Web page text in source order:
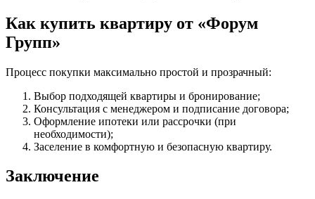
Как купить квартиру от «Форум
Групп»
Процесс покупки максимально простой и прозрачный:
Выбор подходящей квартиры и бронирование;
Консультация с менеджером и подписание договора;
Оформление ипотеки или рассрочки (при
необходимости);
Заселение в комфортную и безопасную квартиру.
Заключение